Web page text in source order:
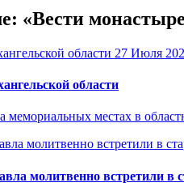
«Вести
27 Июля
области
мемориальных местах в
молитвенно встретили в